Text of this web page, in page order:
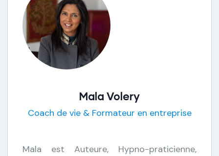
Mala Volery
Coach de vie & Formateur en entreprise
Mala est Auteure, Hypno-praticienne,